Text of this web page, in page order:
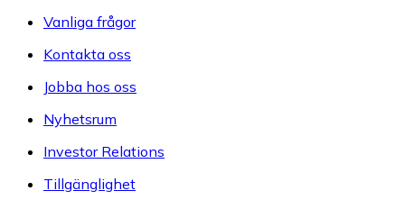
Vanliga frågor
Kontakta oss
Jobba hos oss
Nyhetsrum
Investor Relations
Tillgänglighet